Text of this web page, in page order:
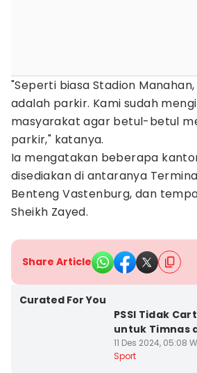
"Seperti biasa Stadion
adalah parkir. Kami sudah
masyarakat agar betul-betul
parkir," katanya.
Ia mengatakan beberapa
disediakan di antaranya
Benteng Vastenburg, dan
Sheikh Zayed.
Share Article
Curated For You
PSSI Tidak
untuk Timnas
11 Des 2024, 05:08
Sport